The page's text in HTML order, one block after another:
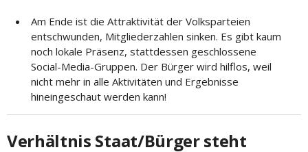
Am Ende ist die Attraktivität der Volksparteien
entschwunden, Mitgliederzahlen sinken. Es gibt kaum
noch lokale Präsenz, stattdessen geschlossene
Social-Media-Gruppen. Der Bürger wird hilflos, weil
nicht mehr in alle Aktivitäten und Ergebnisse
hineingeschaut werden kann!
Verhältnis Staat/Bürger steht